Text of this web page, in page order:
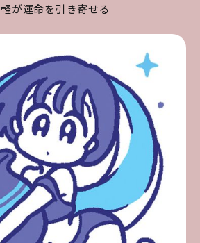
が運命を引き寄せる